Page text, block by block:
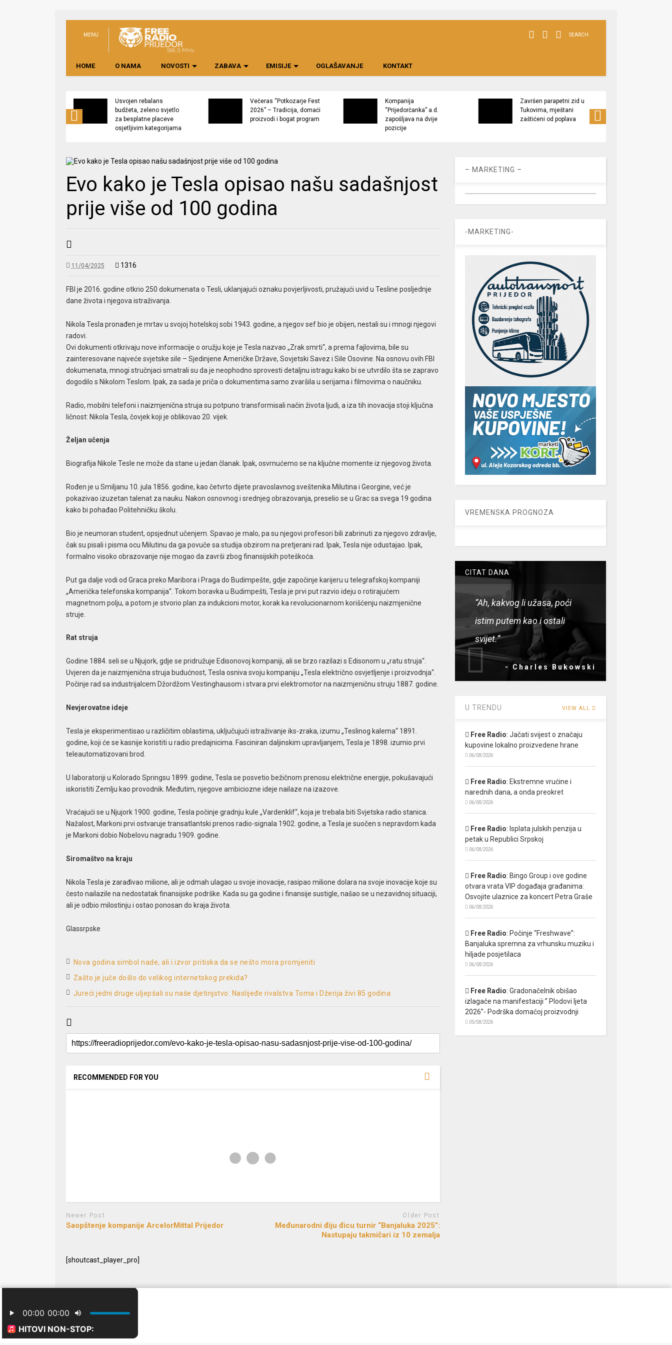
MENU SEARCH
HOME O NAMA NOVOSTI ZABAVA EMISIJE OGLAŠAVANJE KONTAKT
Usvojen rebalans
budžeta, zeleno svjetlo
za besplatne placeve
osjetljivim kategorijama
Večeras “Potkozarje Fest
2026” – Tradicija, domaći
proizvodi i bogat program
Kompanija
“Prijedorčanka” a.d.
zapošljava na dvije
pozicije
Završen parapetni zid u
Tukovima, mještani
zaštićeni od poplava
Evo kako je Tesla opisao našu sadašnjost
prije više od 100 godina
11/04/2025 1316
FBI je 2016. godine otkrio 250 dokumenata o Tesli, uklanjajući oznaku povjerljivosti, pružajući uvid u Tesline posljednje
dane života i njegova istraživanja.
Nikola Tesla pronađen je mrtav u svojoj hotelskoj sobi 1943. godine, a njegov sef bio je obijen, nestali su i mnogi njegovi
radovi.
Ovi dokumenti otkrivaju nove informacije o oružju koje je Tesla nazvao „Zrak smrti“, a prema fajlovima, bile su
zainteresovane najveće svjetske sile – Sjedinjene Američke Države, Sovjetski Savez i Sile Osovine. Na osnovu ovih FBI
dokumenata, mnogi stručnjaci smatrali su da je neophodno sprovesti detaljnu istragu kako bi se utvrdilo šta se zapravo
dogodilo s Nikolom Teslom. Ipak, za sada je priča o dokumentima samo zvaršila u serijama i filmovima o naučniku.
Radio, mobilni telefoni i naizmjenična struja su potpuno transformisali način života ljudi, a iza tih inovacija stoji ključna
ličnost: Nikola Tesla, čovjek koji je oblikovao 20. vijek.
Željan učenja
Biografija Nikole Tesle ne može da stane u jedan članak. Ipak, osvrnućemo se na ključne momente iz njegovog života.
Rođen je u Smiljanu 10. jula 1856. godine, kao četvrto dijete pravoslavnog sveštenika Milutina i Georgine, već je
pokazivao izuzetan talenat za nauku. Nakon osnovnog i srednjeg obrazovanja, preselio se u Grac sa svega 19 godina
kako bi pohađao Politehničku školu.
Bio je neumoran student, opsjednut učenjem. Spavao je malo, pa su njegovi profesori bili zabrinuti za njegovo zdravlje,
čak su pisali i pisma ocu Milutinu da ga povuče sa studija obzirom na pretjerani rad. Ipak, Tesla nije odustajao. Ipak,
formalno visoko obrazovanje nije mogao da završi zbog finansijskih poteškoća.
Put ga dalje vodi od Graca preko Maribora i Praga do Budimpešte, gdje započinje karijeru u telegrafskoj kompaniji
„Američka telefonska kompanija“. Tokom boravka u Budimpešti, Tesla je prvi put razvio ideju o rotirajućem
magnetnom polju, a potom je stvorio plan za indukcioni motor, korak ka revolucionarnom korišćenju naizmjenične
struje.
Rat struja
Godine 1884. seli se u Njujork, gdje se pridružuje Edisonovoj kompaniji, ali se brzo razilazi s Edisonom u „ratu struja“.
Uvjeren da je naizmjenična struja budućnost, Tesla osniva svoju kompaniju „Tesla električno osvjetljenje i proizvodnja“.
Počinje rad sa industrijalcem Džordžom Vestinghausom i stvara prvi elektromotor na naizmjeničnu struju 1887. godine.
Nevjerovatne ideje
Tesla je eksperimentisao u različitim oblastima, uključujući istraživanje iks-zraka, izumu „Teslinog kalema“ 1891.
godine, koji će se kasnije koristiti u radio predajnicima. Fasciniran daljinskim upravljanjem, Tesla je 1898. izumio prvi
teleautomatizovani brod.
U laboratoriji u Kolorado Springsu 1899. godine, Tesla se posvetio bežičnom prenosu električne energije, pokušavajući
iskoristiti Zemlju kao provodnik. Međutim, njegove ambiciozne ideje nailaze na izazove.
Vraćajući se u Njujork 1900. godine, Tesla počinje gradnju kule „Vardenklif“, koja je trebala biti Svjetska radio stanica.
Nažalost, Markoni prvi ostvaruje transatlantski prenos radio-signala 1902. godine, a Tesla je suočen s nepravdom kada
je Markoni dobio Nobelovu nagradu 1909. godine.
Siromaštvo na kraju
Nikola Tesla je zarađivao milione, ali je odmah ulagao u svoje inovacije, rasipao milione dolara na svoje inovacije koje su
često nailazile na nedostatak finansijske podrške. Kada su ga godine i finansije sustigle, našao se u nezavidnoj situaciji,
ali je odbio milostinju i ostao ponosan do kraja života.
Glassrpske
Nova godina simbol nade, ali i izvor pritiska da se nešto mora promjeniti
Zašto je juče došlo do velikog internetskog prekida?
Jureći jedni druge uljepšali su naše djetinjstvo: Naslijeđe rivalstva Toma i Džerija živi 85 godina
RECOMMENDED FOR YOU
Newer Post
Saopštenje kompanije ArcelorMittal Prijedor
Older Post
Međunarodni điju đicu turnir “Banjaluka 2025”:
Nastupaju takmičari iz 10 zemalja
– MARKETING –
-MARKETING-
VREMENSKA PROGNOZA
CITAT DANA
“Ah, kakvog li užasa, poći
istim putem kao i ostali
svijet.”
- Charles Bukowski
U TRENDU VIEW ALL
Free Radio: Jačati svijest o značaju
kupovine lokalno proizvedene hrane
06/08/2026
Free Radio: Ekstremne vrućine i
narednih dana, a onda preokret
06/08/2026
Free Radio: Isplata julskih penzija u
petak u Republici Srpskoj
06/08/2026
Free Radio: Bingo Group i ove godine
otvara vrata VIP događaja građanima:
Osvojite ulaznice za koncert Petra Graše
06/08/2026
Free Radio: Počinje “Freshwave”:
Banjaluka spremna za vrhunsku muziku i
hiljade posjetilaca
06/08/2026
Free Radio: Gradonačelnik obišao
izlagače na manifestaciji ” Plodovi ljeta
2026”- Podrška domaćoj proizvodnji
05/08/2026
[shoutcast_player_pro]
© 2024 Free Radio Prijedor. Sva prava zaštićena Designed by